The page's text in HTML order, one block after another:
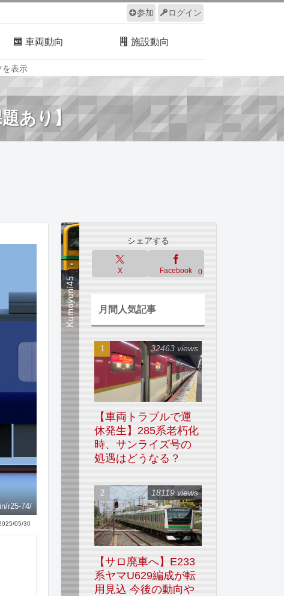
ログイン
参加
を表示
車両動向 施設動向
ルール サイトについて
あり】
r25-74/
05/30
シェアする
X Facebook 0
月間人気記事
【車両トラブルで運
休発生】285系老朽化
時、サンライズ号の
処遇はどうなる？
32463 views
【サロ廃車へ】E233
系ヤマU629編成が転
用見込 今後の動向や
18119 views